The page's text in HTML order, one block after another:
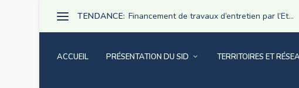
TENDANCE: Financement de travaux d’entretien par l’Et...
ACCUEIL PRÉSENTATION DU SID TERRITOIRES ET